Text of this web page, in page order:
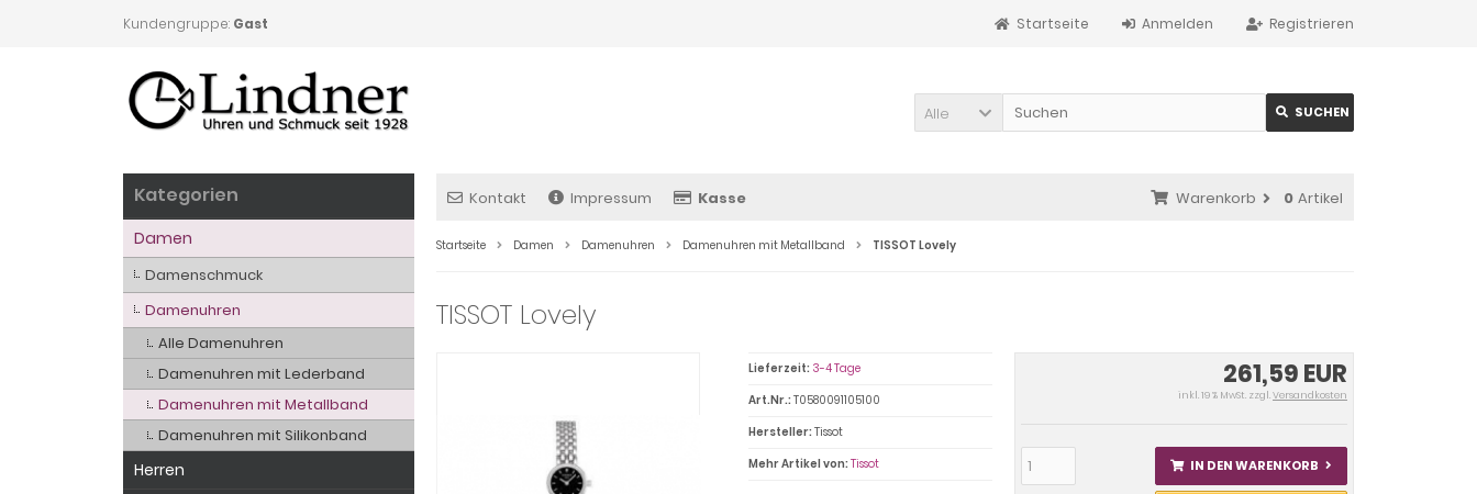
Kundengruppe: Gast Registrieren
Anmelden
Startseite
Alle SUCHEN
Kontakt Impressum Kasse Warenkorb 0 Artikel
Startseite Damen Damenuhren Damenuhren mit Metallband TISSOT Lovely
TISSOT Lovely
261,59 EUR
inkl. 19 % MwSt. zzgl.Versandkosten
IN DEN WARENKORB
Lieferzeit: 3-4 Tage
Art.Nr.: T0580091105100
Hersteller: Tissot
Mehr Artikel von: Tissot
Kategorien
Damen
Damenschmuck
Damenuhren
Alle Damenuhren
Damenuhren mit Lederband
Damenuhren mit Metallband
Damenuhren mit Silikonband
Herren